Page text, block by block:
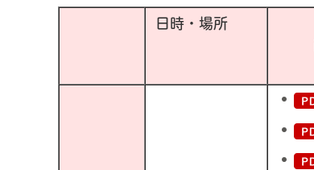
日時・場所